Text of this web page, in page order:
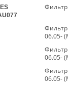
Фильтр
06.05-
Фильтр
06.05-
Фильтр
06.05-